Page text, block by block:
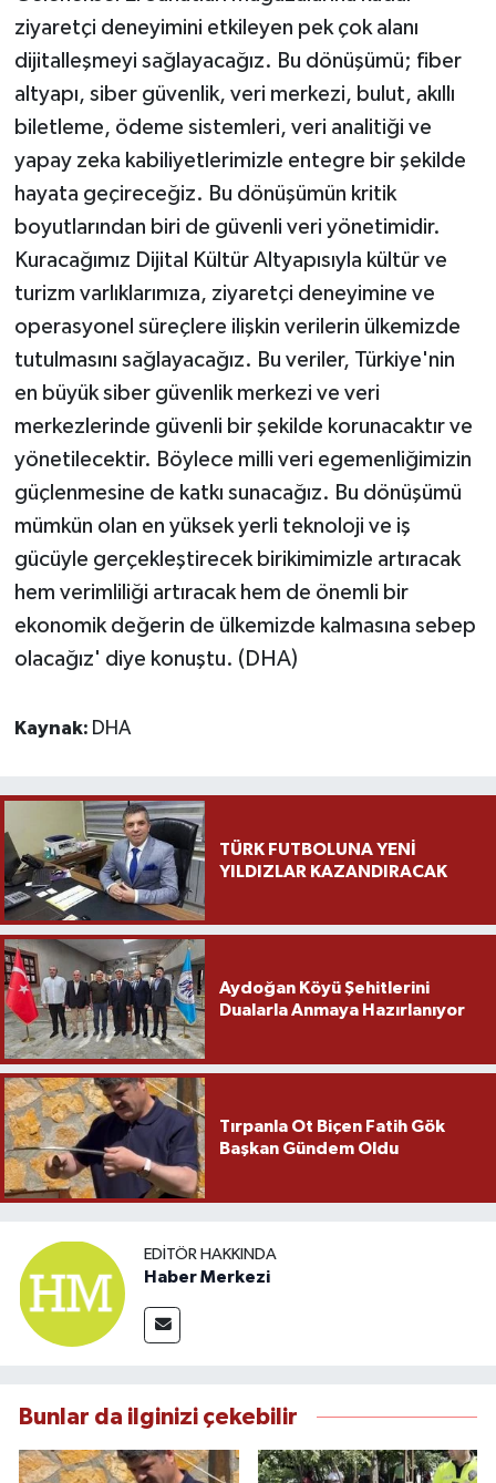
ziyaretçi deneyimini etkileyen pek çok alanı
dijitalleşmeyi sağlayacağız. Bu dönüşümü; fiber
altyapı, siber güvenlik, veri merkezi, bulut, akıllı
biletleme, ödeme sistemleri, veri analitiği ve
yapay zeka kabiliyetlerimizle entegre bir şekilde
hayata geçireceğiz. Bu dönüşümün kritik
boyutlarından biri de güvenli veri yönetimidir.
Kuracağımız Dijital Kültür Altyapısıyla kültür ve
turizm varlıklarımıza, ziyaretçi deneyimine ve
operasyonel süreçlere ilişkin verilerin ülkemizde
tutulmasını sağlayacağız. Bu veriler, Türkiye'nin
en büyük siber güvenlik merkezi ve veri
merkezlerinde güvenli bir şekilde korunacaktır ve
yönetilecektir. Böylece milli veri egemenliğimizin
güçlenmesine de katkı sunacağız. Bu dönüşümü
mümkün olan en yüksek yerli teknoloji ve iş
gücüyle gerçekleştirecek birikimimizle artıracak
hem verimliliği artıracak hem de önemli bir
ekonomik değerin de ülkemizde kalmasına sebep
olacağız' diye konuştu. (DHA)
Kaynak: DHA
TÜRK FUTBOLUNA YENİ
YILDIZLAR KAZANDIRACAK
Aydoğan Köyü Şehitlerini
Dualarla Anmaya Hazırlanıyor
Tırpanla Ot Biçen Fatih Gök
Başkan Gündem Oldu
EDITÖR HAKKINDA
Haber Merkezi
Bunlar da ilginizi çekebilir